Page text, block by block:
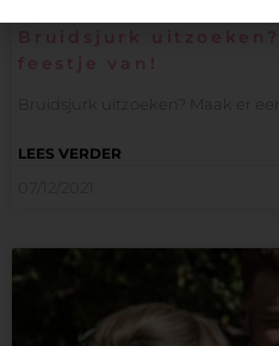
Bruidsjurk
feestje van!
Bruidsjurk uitzoeken? Maak er
LEES VERDER